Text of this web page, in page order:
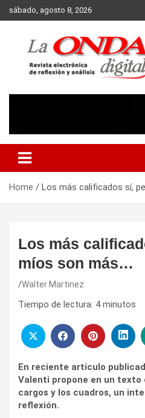
Skip
to
sábado, agosto 8, 2026
Home Los más calificados sí,
Los más
míos son más…
Walter Martinez
Tiempo de lectura: 4 minutos
En reciente artículo
Valenti propone en un texto
cargos y los cuadros, un
reflexión.